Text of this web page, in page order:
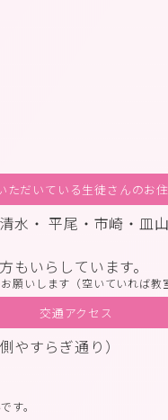
ただいている生徒さんのお
水・ 平尾・市崎・皿
もいらしています。
願いします（空いていれば教
交通アクセス
やすらぎ通り）
す。